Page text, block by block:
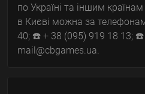
по Україні та іншим
в Києві можна за
40; ☎️ + 38 (095) 919 18 13;
mail@cbgames.ua.